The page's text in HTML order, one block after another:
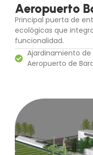
Aeropuerto
Principal puerta de
ecológicas que
funcionalidad.
Ajardinamiento
Aeropuerto de